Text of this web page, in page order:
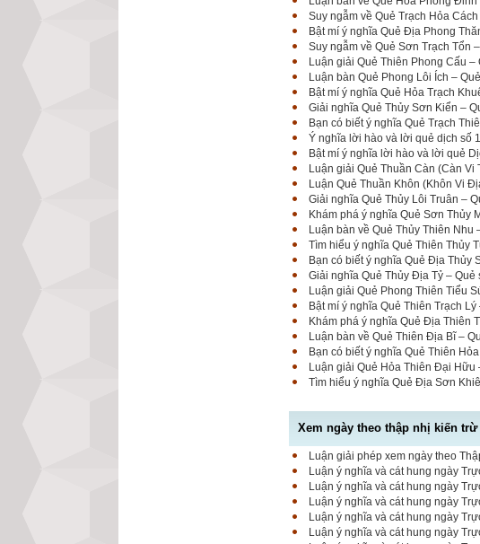
Suy ngẫm về Quẻ Trạch Hỏa
Bật mí ý nghĩa Quẻ Địa Phong
Suy ngẫm về Quẻ Sơn Trạch Tổn
Luận giải Quẻ Thiên Phong Cấu
Luận bàn Quẻ Phong Lôi Ích –
Bật mí ý nghĩa Quẻ Hỏa Trạch
Giải nghĩa Quẻ Thủy Sơn Kiển –
Bạn có biết ý nghĩa Quẻ Trạch
Ý nghĩa lời hào và lời quẻ dịch số
Bật mí ý nghĩa lời hào và lời quẻ
Luận giải Quẻ Thuần Càn (Càn Vi
Luận Quẻ Thuần Khôn (Khôn Vi
Giải nghĩa Quẻ Thủy Lôi Truân –
Khám phá ý nghĩa Quẻ Sơn Thủy
Luận bàn về Quẻ Thủy Thiên Nhu
Tìm hiểu ý nghĩa Quẻ Thiên Thủy
Bạn có biết ý nghĩa Quẻ Địa Thủy
Giải nghĩa Quẻ Thủy Địa Tỷ – Quẻ
Luận giải Quẻ Phong Thiên Tiểu
Bật mí ý nghĩa Quẻ Thiên Trạch
Khám phá ý nghĩa Quẻ Địa Thiên
Luận bàn về Quẻ Thiên Địa Bĩ –
Bạn có biết ý nghĩa Quẻ Thiên
Luận giải Quẻ Hỏa Thiên Đại Hữu
Tìm hiểu ý nghĩa Quẻ Địa Sơn
Xem ngày theo thập nhị kiến trừ
Luận giải phép xem ngày theo
Luận ý nghĩa và cát hung ngày
Luận ý nghĩa và cát hung ngày
Luận ý nghĩa và cát hung ngày
Luận ý nghĩa và cát hung ngày
Luận ý nghĩa và cát hung ngày